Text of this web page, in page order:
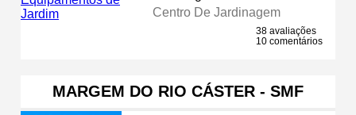
Centro De Jardinagem
38 avaliações
10 comentários
MARGEM DO RIO CÁSTER - SMF